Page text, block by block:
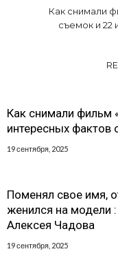
Как снимали
съемок и 22
Как снимали фильм
интересных фактов
19 сентября, 2025
Поменял свое имя,
женился на модели
Алексея Чадова
19 сентября, 2025